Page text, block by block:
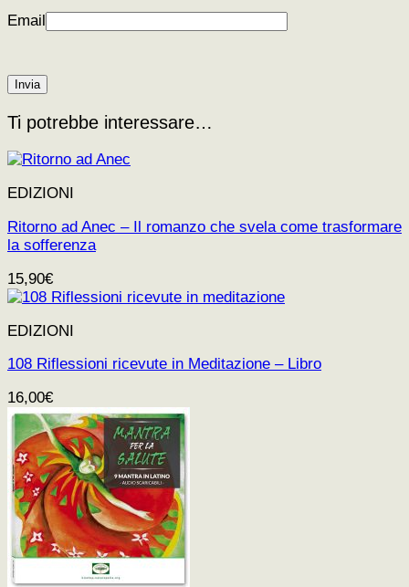
Email
Ti potrebbe interessare…
EDIZIONI
Ritorno ad Anec – Il romanzo che svela come trasformare
la sofferenza
15,90€
EDIZIONI
108 Riflessioni ricevute in Meditazione – Libro
16,00€